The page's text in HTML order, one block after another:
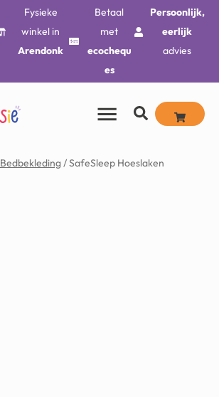
Fysieke
winkel in
Arendonk
Betaal
met
ecochequ
es
Persoonlijk,
eerlijk
advies
Bedbekleding/ SafeSleep Hoeslaken